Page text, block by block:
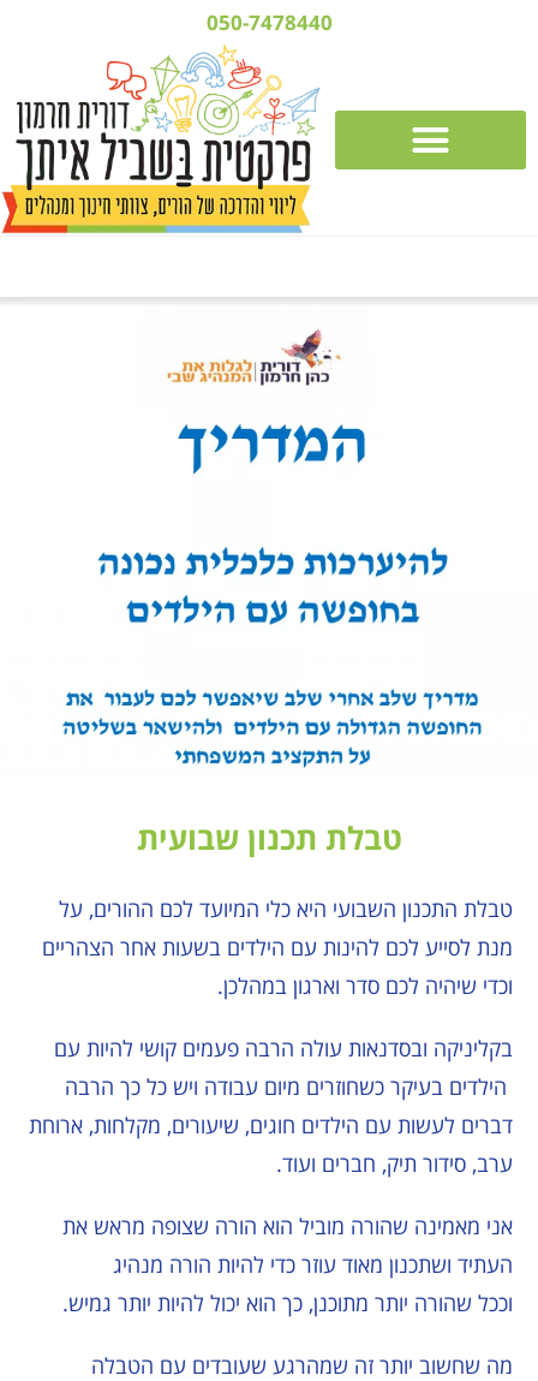
050-7478440
טבלת תכנון שבועית
טבלת התכנון השבועי היא כלי המיועד לכם ההורים, על
מנת לסייע לכם להינות עם הילדים בשעות אחר הצהריים
וכדי שיהיה לכם סדר וארגון במהלכן.
בקליניקה ובסדנאות עולה הרבה פעמים קושי להיות עם
הילדים בעיקר כשחוזרים מיום עבודה ויש כל כך הרבה
דברים לעשות עם הילדים חוגים, שיעורים, מקלחות, ארוחת
ערב, סידור תיק, חברים ועוד.
אני מאמינה שהורה מוביל הוא הורה שצופה מראש את
העתיד ושתכנון מאוד עוזר כדי להיות הורה מנהיג
וככל שהורה יותר מתוכנן, כך הוא יכול להיות יותר גמיש.
מה שחשוב יותר זה שמהרגע שעובדים עם הטבלה